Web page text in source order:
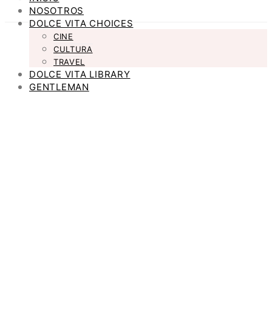
NOSOTROS
DOLCE VITA CHOICES
CINE
CULTURA
TRAVEL
DOLCE VITA LIBRARY
GENTLEMAN